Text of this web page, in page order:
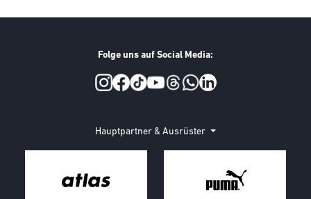
Folge uns auf Social Media:
Hauptpartner & Ausrüster